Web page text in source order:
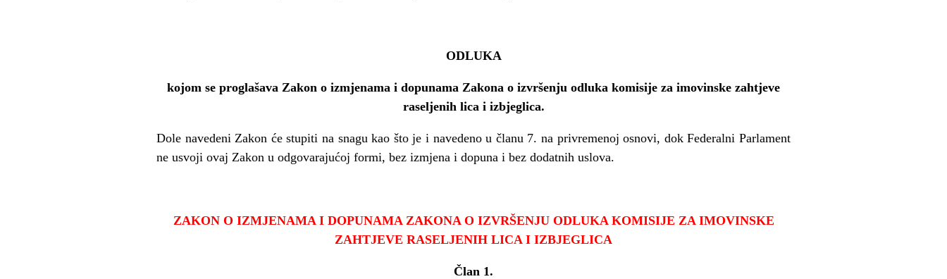
ODLUKA
kojom se proglašava Zakon o izmjenama i dopunama Zakona o izvršenju odluka komisije za imovinske zahtjeve
raseljenih lica i izbjeglica.
Dole navedeni Zakon će stupiti na snagu kao što je i navedeno u članu 7. na privremenoj osnovi, dok Federalni Parlament
ne usvoji ovaj Zakon u odgovarajućoj formi, bez izmjena i dopuna i bez dodatnih uslova.
ZAKON O IZMJENAMA I DOPUNAMA ZAKONA O IZVRŠENJU ODLUKA KOMISIJE ZA IMOVINSKE
ZAHTJEVE RASELJENIH LICA I IZBJEGLICA
Član 1.